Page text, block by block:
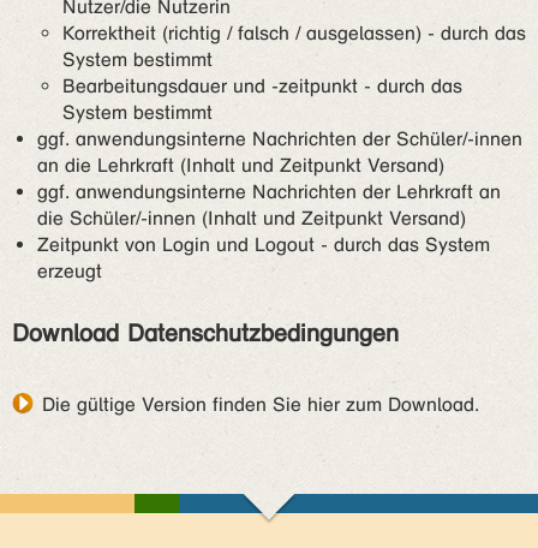
Nutzer/die Nutzerin
Korrektheit (richtig / falsch / ausgelassen) - durch das
System bestimmt
Bearbeitungsdauer und -zeitpunkt - durch das
System bestimmt
ggf. anwendungsinterne Nachrichten der Schüler/-innen
an die Lehrkraft (Inhalt und Zeitpunkt Versand)
ggf. anwendungsinterne Nachrichten der Lehrkraft an
die Schüler/-innen (Inhalt und Zeitpunkt Versand)
Zeitpunkt von Login und Logout - durch das System
erzeugt
Download Datenschutzbedingungen
Die gültige Version finden Sie hier zum Download.